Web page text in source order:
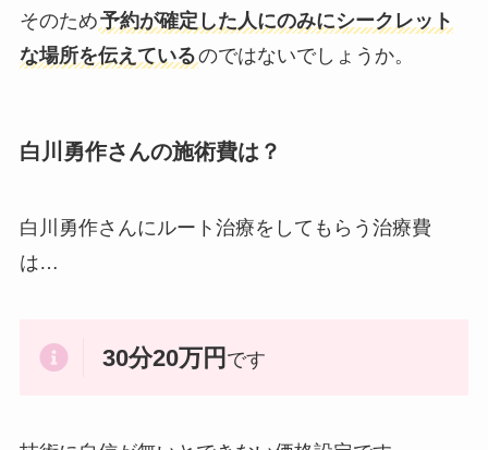
そのため予約が確定した人にのみにシークレット
な場所を伝えているのではないでしょうか。
白川勇作さんの施術費は？
白川勇作さんにルート治療をしてもらう治療費
は…
30分20万円 です